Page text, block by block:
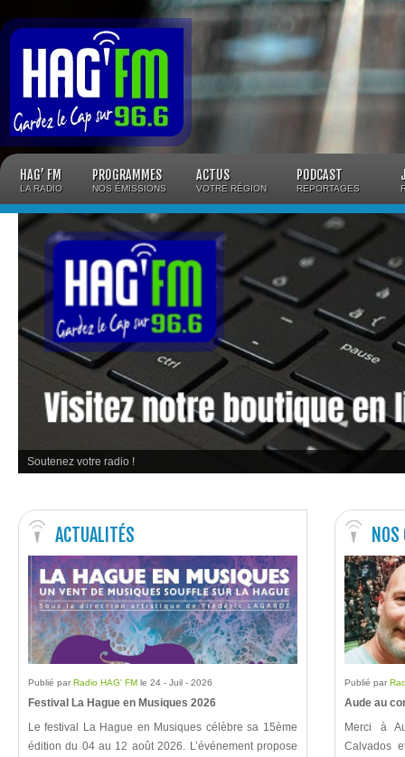
HAG’ FM
LA RADIO
PROGRAMMES
NOS ÉMISSIONS
ACTUS
VOTRE RÉGION
PODCAST
REPORTAGES
Soutenez votre radio !
ACTUALITÉS
Publié par Radio HAG' FM le 24 - Juil - 2026
Festival La Hague en Musiques 2026
Le festival La Hague en Musiques célèbre sa 15ème
édition du 04 au 12 août 2026. L’événement propose
Publié par
Aude au
Merci à
Calvados
Panneau de gestion des cookies